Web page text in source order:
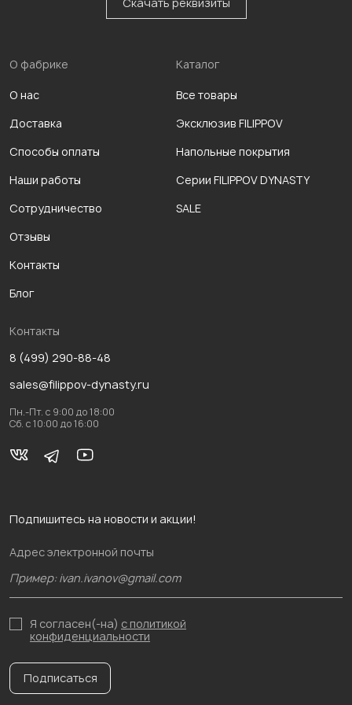
О фабрике
О нас
Доставка
Способы оплаты
Наши работы
Сотрудничество
Отзывы
Контакты
Блог
Каталог
Все товары
Эксклюзив FILIPPOV
Напольные покрытия
Серии FILIPPOV DYNASTY
SALE
Контакты
8 (499) 290-88-48
sales@filippov-dynasty.ru
Пн.-Пт. с 9:00 до 18:00
Сб. с 10:00 до 16:00
Подпишитесь на новости и акции!
Адрес электронной почты
Я согласен(-на) с политикой
конфиденциальности
Подписаться